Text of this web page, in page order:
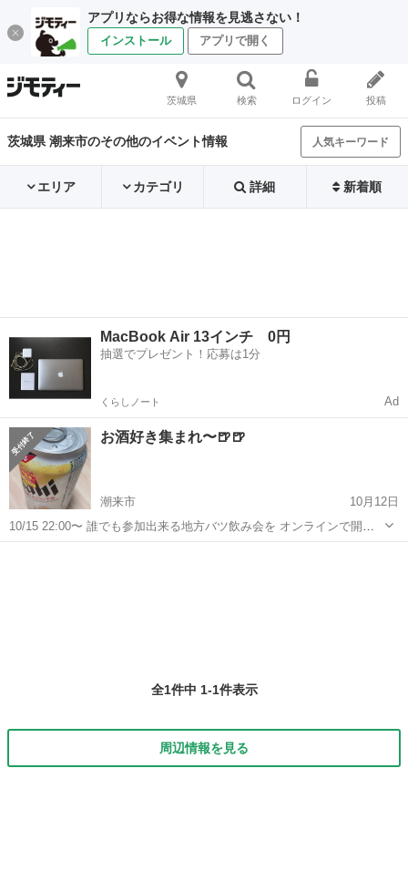
アプリならお得な情報を見逃さない！
インストール アプリで開く
茨城県 検索 ログイン 投稿
茨城県 潮来市のその他のイベント情報 人気キーワード
エリア カテゴリ 詳細 新着順
MacBook Air 13インチ 0円
抽選でプレゼント！応募は1分
くらしノート Ad
お酒好き集まれ〜🍺🍺
潮来市
10月12日
10/15 22:00〜 誰でも参加出来る地方バツ飲み会を オンラインで開催
します☺️✨ 中々外で飲めないけど、みんなと飲みたい！ 交流深めたい
全1件中 1-1件表示
周辺情報を見る